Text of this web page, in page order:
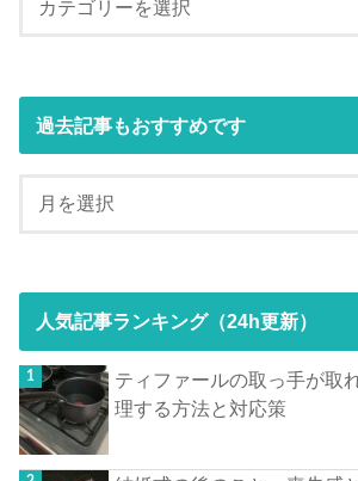
過去記事もおすすめです
人気記事ランキング（24h更新）
ティファールの取っ手が取
理する方法と対応策